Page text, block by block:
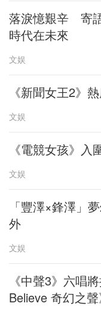
落淚憶艱辛 寄
時代在未來
文娱
《新聞女王2》
文娱
《電競女孩》
文娱
「豐澤×鋒澤」
外
文娱
《中聲3》六唱
Believe 奇幻之